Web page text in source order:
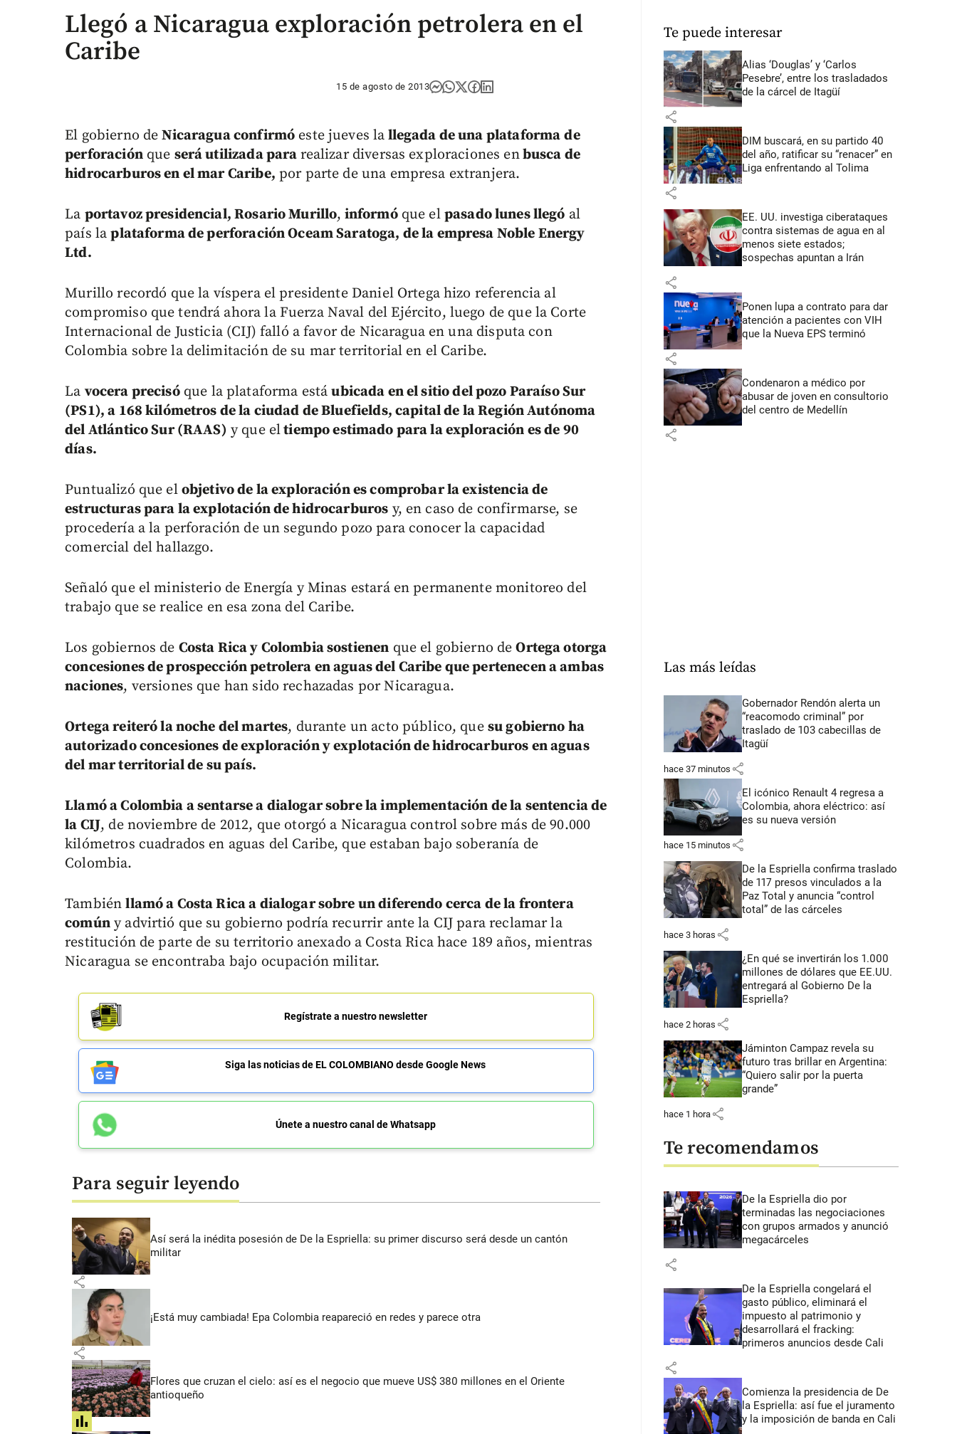
Llegó a Nicaragua exploración petrolera en el
Caribe
15 de agosto de 2013
El gobierno deNicaragua confirmó este jueves la llegada de una plataforma de
perforaciónque será utilizada para realizar diversas exploraciones enbusca de
hidrocarburos en el mar Caribe, por parte de una empresa extranjera.
La portavoz presidencial, Rosario Murillo, informóque el pasado lunes llegó al
país laplataforma de perforación Oceam Saratoga, de la empresa Noble Energy
Ltd.
Murillo recordó que la víspera el presidente Daniel Ortega hizo referencia al
compromiso que tendrá ahora la Fuerza Naval del Ejército, luego de que la Corte
Internacional de Justicia (CIJ) falló a favor de Nicaragua en una disputa con
Colombia sobre la delimitación de su mar territorial en el Caribe.
La vocera precisóque la plataforma estáubicada en el sitio del pozo Paraíso Sur
(PS1), a 168 kilómetros de la ciudad de Bluefields, capital de la Región Autónoma
del Atlántico Sur (RAAS) y que eltiempo estimado para la exploración es de 90
días.
Puntualizó que el objetivo de la exploración es comprobar la existencia de
estructuras para la explotación de hidrocarburos y, en caso de confirmarse, se
procedería a la perforación de un segundo pozo para conocer la capacidad
comercial del hallazgo.
Señaló que el ministerio de Energía y Minas estará en permanente monitoreo del
trabajo que se realice en esa zona del Caribe.
Los gobiernos de Costa Rica y Colombia sostienen que el gobierno deOrtega otorga
concesiones de prospección petrolera en aguas del Caribe que pertenecen a ambas
naciones, versiones que han sido rechazadas por Nicaragua.
Ortega reiteró la noche del martes, durante un acto público, que su gobierno ha
autorizado concesiones de exploración y explotación de hidrocarburos en aguas
del mar territorial de su país.
Llamó a Colombia a sentarse a dialogar sobre la implementación de la sentencia de
la CIJ, de noviembre de 2012, que otorgó a Nicaragua control sobre más de 90.000
kilómetros cuadrados en aguas del Caribe, que estaban bajo soberanía de
Colombia.
Tambiénllamó a Costa Rica a dialogar sobre un diferendo cerca de la frontera
comúny advirtió que su gobierno podría recurrir ante la CIJ para reclamar la
restitución de parte de su territorio anexado a Costa Rica hace 189 años, mientras
Nicaragua se encontraba bajo ocupación militar.
Regístrate a nuestro newsletter
Siga las noticias de EL COLOMBIANO desde Google News
Únete a nuestro canal de Whatsapp
Para seguir leyendo
Así será la inédita posesión de De la Espriella: su primer discurso será desde un cantón
militar
share
¡Está muy cambiada! Epa Colombia reapareció en redes y parece otra
share
Flores que cruzan el cielo: así es el negocio que mueve US$ 380 millones en el Oriente
antioqueño
share
Te puede interesar
Alias ‘Douglas’ y ‘Carlos
Pesebre’, entre los trasladados
de la cárcel de Itagüí
share
DIM buscará, en su partido 40
del año, ratificar su “renacer” en
Liga enfrentando al Tolima
share
EE. UU. investiga ciberataques
contra sistemas de agua en al
menos siete estados;
sospechas apuntan a Irán
share
Ponen lupa a contrato para dar
atención a pacientes con VIH
que la Nueva EPS terminó
share
Condenaron a médico por
abusar de joven en consultorio
del centro de Medellín
share
Las más leídas
Gobernador Rendón alerta un
“reacomodo criminal” por
traslado de 103 cabecillas de
Itagüí
hace 37 minutos share
El icónico Renault 4 regresa a
Colombia, ahora eléctrico: así
es su nueva versión
hace 15 minutos share
De la Espriella confirma traslado
de 117 presos vinculados a la
Paz Total y anuncia “control
total” de las cárceles
hace 3 horas share
¿En qué se invertirán los 1.000
millones de dólares que EE.UU.
entregará al Gobierno De la
Espriella?
hace 2 horas share
Jáminton Campaz revela su
futuro tras brillar en Argentina:
“Quiero salir por la puerta
grande”
hace 1 hora share
Te recomendamos
De la Espriella dio por
terminadas las negociaciones
con grupos armados y anunció
megacárceles
share
De la Espriella congelará el
gasto público, eliminará el
impuesto al patrimonio y
desarrollará el fracking:
primeros anuncios desde Cali
share
Comienza la presidencia de De
la Espriella: así fue el juramento
y la imposición de banda en Cali